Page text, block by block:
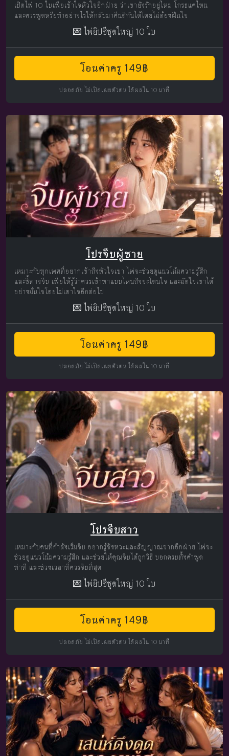
เปิดไพ่ 10 ใบเพื่อเข้าใจหัวใจอีกฝ่าย ว่าเขายังรักอยู่ไหม โกรธแค่ไหน
และควรพูดหรือทำอย่างไรให้กลับมาคืนดีกันได้โดยไม่ต้องฝืนใจ
💌 ไพ่ยิปซีชุดใหญ่ 10 ใบ
โอนค่าครู 149฿
ปลอดภัย ไม่เปิดเผยตัวตน ได้ผลใน 10 นาที
โปรจีบผู้ชาย
เหมาะกับทุกเพศที่อยากเข้าถึงหัวใจเขา ไพ่จะช่วยดูแนวโน้มความรู้สึก
และชี้ทางจีบ เพื่อให้รู้ว่าควรเข้าหาแบบไหนถึงจะโดนใจ และมัดใจเขาได้
อย่างมั่นใจโดยไม่เดาใจอีกต่อไป
💌 ไพ่ยิปซีชุดใหญ่ 10 ใบ
โอนค่าครู 149฿
ปลอดภัย ไม่เปิดเผยตัวตน ได้ผลใน 10 นาที
โปรจีบสาว
เหมาะกับคนที่กำลังเริ่มจีบ อยากรู้จังหวะและสัญญาณจากอีกฝ่าย ไพ่จะ
ช่วยดูแนวโน้มความรู้สึก และช่วยให้คุณจีบได้ถูกวิธี บอกครบทั้งคำพูด
ท่าที และช่วงเวลาที่ควรจีบที่สุด
💌 ไพ่ยิปซีชุดใหญ่ 10 ใบ
โอนค่าครู 149฿
ปลอดภัย ไม่เปิดเผยตัวตน ได้ผลใน 10 นาที